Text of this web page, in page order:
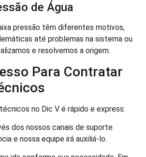
de Água
pressão têm diferentes motivos,
até problemas na sistema ou
e resolvemos a origem.
Para Contratar
no Dic V é rápido e express:
dos nossos canais de suporte.
e nossa equipe irá auxiliá-lo.